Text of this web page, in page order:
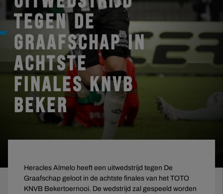
TEGEN DE
GRAAFSCHAP IN
ACHTSTE
FINALES KNVB
BEKER
Heracles Almelo heeft een uitwedstrijd tegen De
Graafschap geloot in de achtste finales van het TOTO
KNVB Bekertoernooi. De wedstrijd zal gespeeld worden